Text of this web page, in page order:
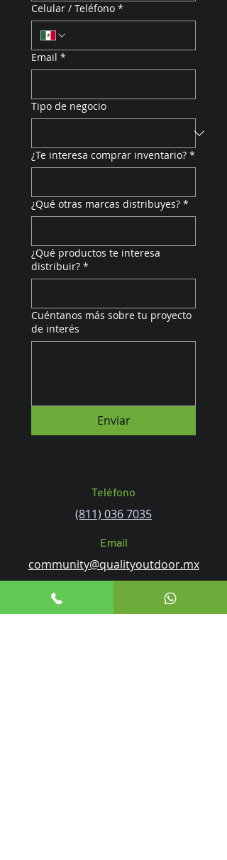
Celular / Teléfono *
Email *
Tipo de negocio
¿Te interesa comprar inventario? *
¿Qué otras marcas distribuyes? *
¿Qué productos te interesa
distribuir? *
Cuéntanos más sobre tu proyecto
de interés
Enviar
Teléfono
(811) 036 7035
Email
community@qualityoutdoor.mx